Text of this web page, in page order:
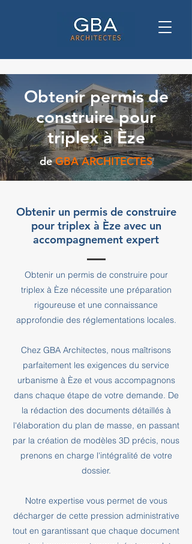
Obtenir permis de
construire pour
triplex à Èze
de GBA ARCHITECTES
Obtenir un permis de construire
pour triplex à Èze avec un
accompagnement expert
Obtenir un permis de construire pour
triplex à Èze nécessite une préparation
rigoureuse et une connaissance
approfondie des réglementations locales.
Chez GBA Architectes, nous maîtrisons
parfaitement les exigences du service
urbanisme à Èze et vous accompagnons
dans chaque étape de votre demande. De
la rédaction des documents détaillés à
l'élaboration du plan de masse, en passant
par la création de modèles 3D précis, nous
prenons en charge l'intégralité de votre
dossier.
Notre expertise vous permet de vous
décharger de cette pression administrative
tout en garantissant que chaque document